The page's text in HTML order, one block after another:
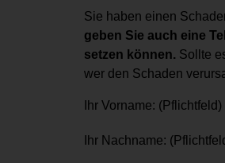
Sie haben einen
geben Sie auch eine
setzen können. Sollte
wer den Schaden
Ihr Vorname: (Pflichtfeld)
Ihr Nachname: